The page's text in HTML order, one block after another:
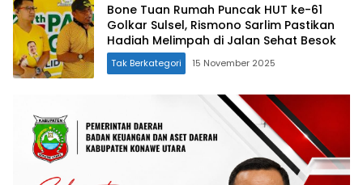
Bone Tuan Rumah Puncak HUT ke-61
Golkar Sulsel, Rismono Sarlim Pastikan
Hadiah Melimpah di Jalan Sehat Besok
Tak Berkategori 15 November 2025